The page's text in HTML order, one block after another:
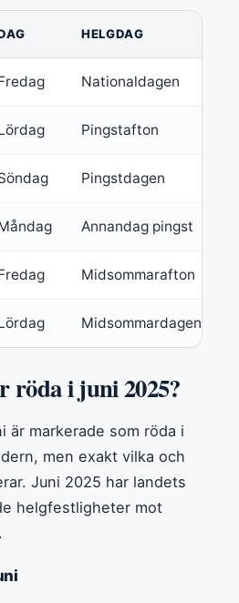
HELGDAG
Nationaldagen
Pingstafton
Pingstdagen
Annandag pingst
Midsommarafton
Midsommardagen
röda i juni 2025?
är markerade som röda i
men exakt vilka och
Juni 2025 har landets
helgfestligheter mot